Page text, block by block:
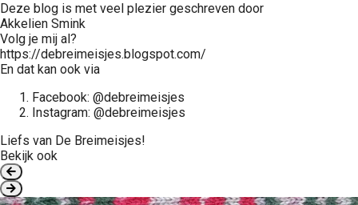
Deze blog is met veel plezier geschreven door
Akkelien Smink
Volg je mij al?
https://debreimeisjes.blogspot.com/
En dat kan ook via
Facebook: @debreimeisjes
Instagram: @debreimeisjes
Liefs van De Breimeisjes!
Bekijk ook